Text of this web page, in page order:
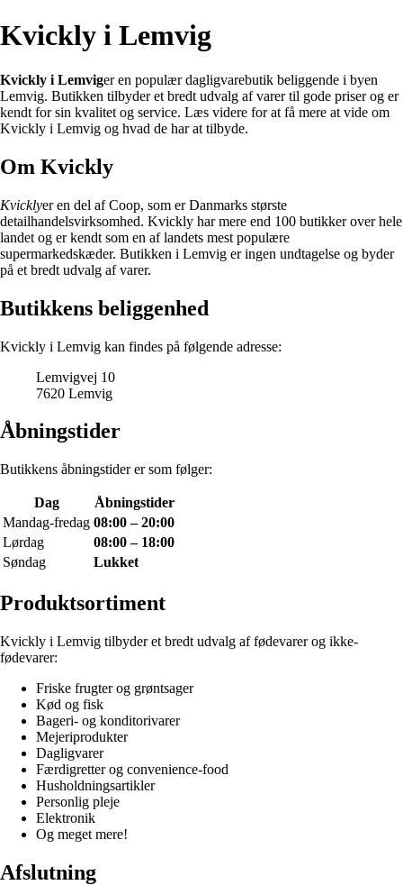
Kvickly i Lemvig
Kvickly i Lemviger en populær dagligvarebutik beliggende i byen
Lemvig. Butikken tilbyder et bredt udvalg af varer til gode priser og er
kendt for sin kvalitet og service. Læs videre for at få mere at vide om
Kvickly i Lemvig og hvad de har at tilbyde.
Om Kvickly
Kvicklyer en del af Coop, som er Danmarks største
detailhandelsvirksomhed. Kvickly har mere end 100 butikker over hele
landet og er kendt som en af landets mest populære
supermarkedskæder. Butikken i Lemvig er ingen undtagelse og byder
på et bredt udvalg af varer.
Butikkens beliggenhed
Kvickly i Lemvig kan findes på følgende adresse:
Lemvigvej 10
7620 Lemvig
Åbningstider
Butikkens åbningstider er som følger:
Dag
Åbningstider
Mandag-fredag 08:00 – 20:00
Lørdag
08:00 – 18:00
Søndag
Lukket
Produktsortiment
Kvickly i Lemvig tilbyder et bredt udvalg af fødevarer og ikke-
fødevarer:
Friske frugter og grøntsager
Kød og fisk
Bageri- og konditorivarer
Mejeriprodukter
Dagligvarer
Færdigretter og convenience-food
Husholdningsartikler
Personlig pleje
Elektronik
Og meget mere!
Afslutning